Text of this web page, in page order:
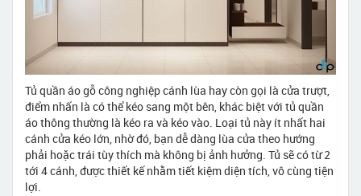
Tủ quần áo gỗ công nghiệp cánh lùa hay còn gọi là cửa trượt,
điểm nhấn là có thể kéo sang một bên, khác biệt với tủ quần
áo thông thường là kéo ra và kéo vào. Loại tủ này ít nhất hai
cánh cửa kéo lớn, nhờ đó, bạn dễ dàng lùa cửa theo hướng
phải hoặc trái tùy thích mà không bị ảnh hưởng. Tủ sẽ có từ 2
tới 4 cánh, được thiết kế nhằm tiết kiệm diện tích, vô cùng tiện
lợi.